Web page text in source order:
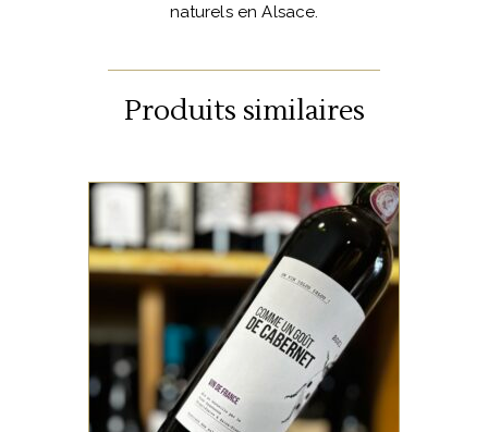
naturels en Alsace.
Produits similaires
BORDEAUX,LOIRE CENTRE
VIN DE FRANCE
Joli Cabernet tendu, avec
une jolie matière.